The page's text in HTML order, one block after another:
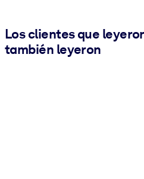
Los clientes que
también leyeron